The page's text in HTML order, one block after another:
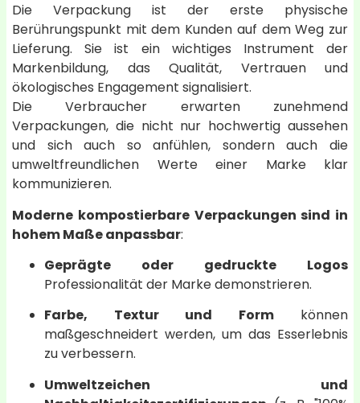
Die Verpackung ist der erste physische
Berührungspunkt mit dem Kunden auf dem Weg zur
Lieferung. Sie ist ein wichtiges Instrument der
Markenbildung, das Qualität, Vertrauen und
ökologisches Engagement signalisiert.
Die Verbraucher erwarten zunehmend
Verpackungen, die nicht nur hochwertig aussehen
und sich auch so anfühlen, sondern auch die
umweltfreundlichen Werte einer Marke klar
kommunizieren.
Moderne kompostierbare Verpackungen sind in
hohem Maße anpassbar:
Geprägte oder gedruckte Logos
Professionalität der Marke demonstrieren.
Farbe, Textur und Formkönnen
maßgeschneidert werden, um das Esserlebnis
zu verbessern.
Umweltzeichen und